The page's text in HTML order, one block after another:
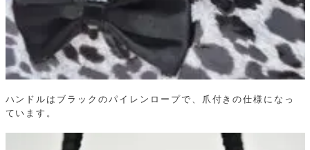
ハンドルはブラックのパイレンロープで、爪付きの仕様になっ
ています。